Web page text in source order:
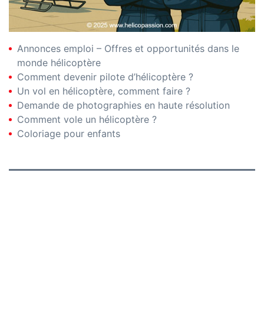
Annonces emploi – Offres et opportunités dans le
monde hélicoptère
Comment devenir pilote d’hélicoptère ?
Un vol en hélicoptère, comment faire ?
Demande de photographies en haute résolution
Comment vole un hélicoptère ?
Coloriage pour enfants